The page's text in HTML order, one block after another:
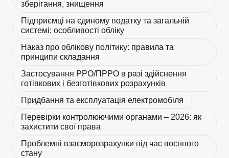
зберігання, знищення
Підприємці на єдиному податку та загальній
системі: особливості обліку
Наказ про облікову політику: правила та
принципи складання
Застосування РРО/ПРРО в разі здійснення
готівкових і безготівкових розрахунків
Придбання та експлуатація електромобіля
Перевірки контролюючими органами – 2026: як
захистити свої права
Проблемні взаєморозрахунки під час воєнного
стану